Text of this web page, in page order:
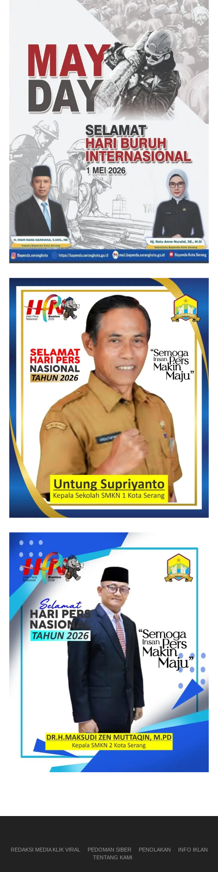
periode 2024-2025 untuk menuju wali kota serang 2 periode
sesuai dengan moto kami Serang Aje Kendor,”pungkasnya
M.Jandan Salim
Post Views: 24
REDAKSI MEDIA KLIK VIRAL PEDOMAN SIBER PENOLAKAN
INFO IKLAN
TENTANG KAMI